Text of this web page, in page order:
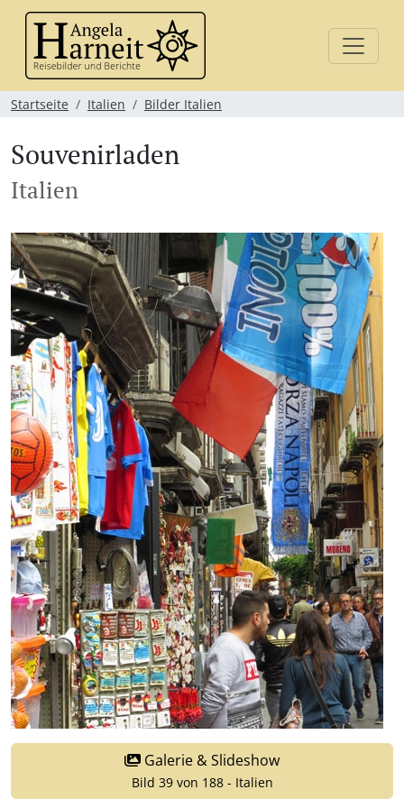
Startseite Italien Bilder Italien
Souvenirladen
Italien
Galerie & Slideshow
Bild 39 von 188 - Italien